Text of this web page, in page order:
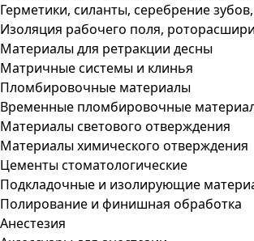
Герметики, силанты, серебрение
Изоляция рабочего поля,
Материалы для ретракции десны
Матричные системы и клинья
Пломбировочные материалы
Временные пломбировочные
Материалы светового отверждения
Материалы химического отверждения
Цементы стоматологические
Подкладочные и изолирующие
Полирование и финишная обработка
Анестезия